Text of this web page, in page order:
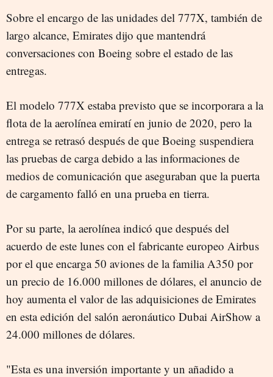
Sobre el encargo de las unidades del 777X, también de
largo alcance, Emirates dijo que mantendrá
conversaciones con Boeing sobre el estado de las
entregas.
El modelo 777X estaba previsto que se incorporara a la
flota de la aerolínea emiratí en junio de 2020, pero la
entrega se retrasó después de que Boeing suspendiera
las pruebas de carga debido a las informaciones de
medios de comunicación que aseguraban que la puerta
de cargamento falló en una prueba en tierra.
Por su parte, la aerolínea indicó que después del
acuerdo de este lunes con el fabricante europeo Airbus
por el que encarga 50 aviones de la familia A350 por
un precio de 16.000 millones de dólares, el anuncio de
hoy aumenta el valor de las adquisiciones de Emirates
en esta edición del salón aeronáutico Dubai AirShow a
24.000 millones de dólares.
"Esta es una inversión importante y un añadido a